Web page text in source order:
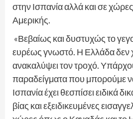
στην Ισπανία αλλά και σε
Αμερικής.
«Βεβαίως και δυστυχώς το
ευρέως γνωστό. Η Ελλάδα δεν
ανακαλύψει τον τροχό.
παραδείγματα που μπορούμε
Ισπανία έχει θεσπίσει ειδικά
βίας και εξειδικευμένες